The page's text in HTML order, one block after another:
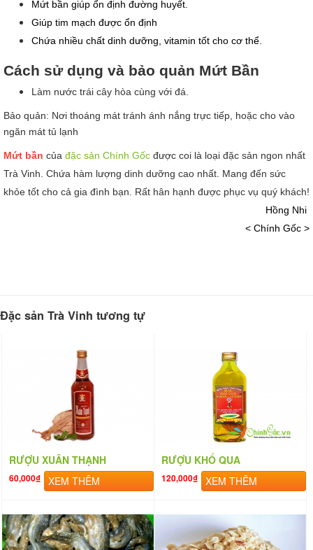
Mứt bần giúp ổn định đường huyết.
Giúp tim mạch được ổn định
Chứa nhiều chất dinh dưỡng, vitamin tốt cho cơ thể.
Cách sử dụng và bảo quản Mứt Bần
Làm nước trái cây hòa cùng với đá.
Bảo quản: Nơi thoáng mát tránh ánh nắng trực tiếp, hoặc cho vào
ngăn mát tủ lạnh
Mứt bần của đặc sản Chính Gốc được coi là loại đặc sản ngon nhất
Trà Vinh. Chứa hàm lượng dinh dưỡng cao nhất. Mang đến sức
khỏe tốt cho cả gia đình bạn. Rất hân hạnh được phục vụ quý khách!
Hồng Nhi
< Chính Gốc >
Đặc sản Trà Vinh tương tự
RƯỢU XUÂN THẠNH
60,000₫ XEM THÊM
RƯỢU KHỔ QUA
120,000₫ XEM THÊM